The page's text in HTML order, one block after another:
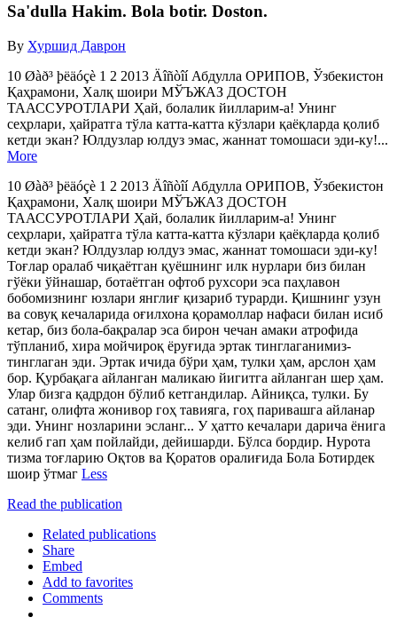
Sa'dulla Hakim. Bola botir. Doston.
By Хуршид Даврон
10 Øàð³ þëäóçè 1 2 2013 Äîñòîí Абдулла ОРИПОВ, Ўзбекистон
Қаҳрамони, Халқ шоири МЎЪЖАЗ ДОСТОН
ТААССУРОТЛАРИ Ҳай, болалик йилларим-а! Унинг
сеҳрлари, ҳайратга тўла катта-катта кўзлари қаёқларда қолиб
кетди экан? Юлдузлар юлдуз эмас, жаннат томошаси эди-ку!...
More
10 Øàð³ þëäóçè 1 2 2013 Äîñòîí Абдулла ОРИПОВ, Ўзбекистон
Қаҳрамони, Халқ шоири МЎЪЖАЗ ДОСТОН
ТААССУРОТЛАРИ Ҳай, болалик йилларим-а! Унинг
сеҳрлари, ҳайратга тўла катта-катта кўзлари қаёқларда қолиб
кетди экан? Юлдузлар юлдуз эмас, жаннат томошаси эди-ку!
Тоғлар оралаб чиқаётган қуёшнинг илк нурлари биз билан
гўёки ўйнашар, ботаётган офтоб рухсори эса паҳлавон
бобомизнинг юзлари янглиғ қизариб турарди. Қишнинг узун
ва совуқ кечаларида оғилхона қорамоллар нафаси билан исиб
кетар, биз бола-бақралар эса бирон чечан амаки атрофида
тўпланиб, хира мойчироқ ёруғида эртак тинглаганимиз-
тинглаган эди. Эртак ичида бўри ҳам, тулки ҳам, арслон ҳам
бор. Қурбақага айланган маликаю йигитга айланган шер ҳам.
Улар бизга қадрдон бўлиб кетгандилар. Айниқса, тулки. Бу
сатанг, олифта жонивор гоҳ тавияга, гоҳ паривашга айланар
эди. Унинг нозларини эсланг... У ҳатто кечалари дарича ёнига
келиб гап ҳам пойлайди, дейишарди. Бўлса бордир. Нурота
тизма тоғларию Оқтов ва Қоратов оралиғида Бола Ботирдек
шоир ўтмаг Less
Read the publication
Related publications
Share
Embed
Add to favorites
Comments